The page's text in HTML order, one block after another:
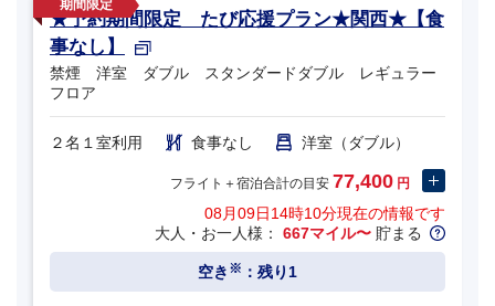
★予約期間限定 たび応援プラン★関西★【食
事なし】
禁煙 洋室 ダブル スタンダードダブル レギュラー
フロア
２名１室利用 食事なし 洋室（ダブル）
フライト＋宿泊合計の目安 77,400 円
08月09日14時10分現在の情報です
大人・お一人様： 667マイル〜 貯まる
空き ※ ：残り1